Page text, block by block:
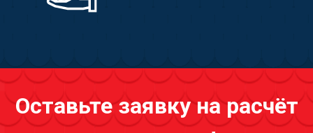
Оставьте заявку на расчёт